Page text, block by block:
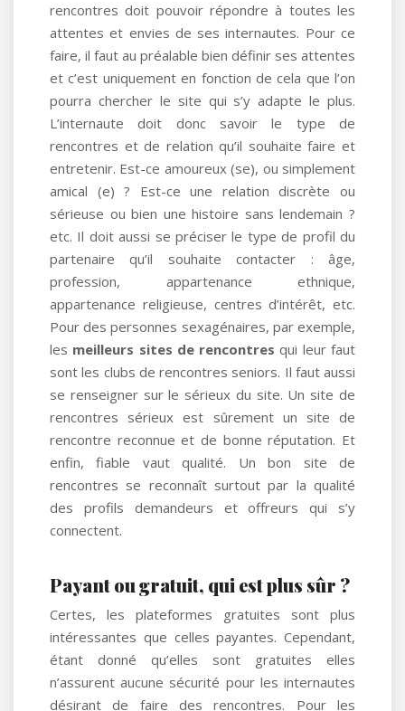
rencontres doit pouvoir répondre à toutes les
attentes et envies de ses internautes. Pour ce
faire, il faut au préalable bien définir ses attentes
et c’est uniquement en fonction de cela que l’on
pourra chercher le site qui s’y adapte le plus.
L’internaute doit donc savoir le type de
rencontres et de relation qu’il souhaite faire et
entretenir. Est-ce amoureux (se), ou simplement
amical (e) ? Est-ce une relation discrète ou
sérieuse ou bien une histoire sans lendemain ?
etc. Il doit aussi se préciser le type de profil du
partenaire qu’il souhaite contacter : âge,
profession, appartenance ethnique,
appartenance religieuse, centres d’intérêt, etc.
Pour des personnes sexagénaires, par exemple,
les meilleurs sites de rencontres qui leur faut
sont les clubs de rencontres seniors. Il faut aussi
se renseigner sur le sérieux du site. Un site de
rencontres sérieux est sûrement un site de
rencontre reconnue et de bonne réputation. Et
enfin, fiable vaut qualité. Un bon site de
rencontres se reconnaît surtout par la qualité
des profils demandeurs et offreurs qui s’y
connectent.
Payant ou gratuit, qui est plus sûr ?
Certes, les plateformes gratuites sont plus
intéressantes que celles payantes. Cependant,
étant donné qu’elles sont gratuites elles
n’assurent aucune sécurité pour les internautes
désirant de faire des rencontres. Pour les